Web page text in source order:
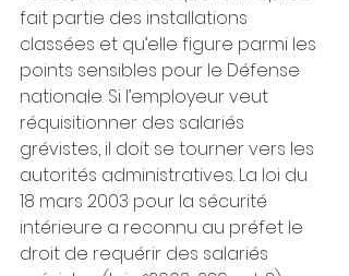
fait partie des installations
classées et qu’elle figure parmi les
points sensibles pour le Défense
nationale. Si l’employeur veut
réquisitionner des salariés
grévistes, il doit se tourner vers les
autorités administratives. La loi du
18 mars 2003 pour la sécurité
intérieure a reconnu au préfet le
droit de requérir des salariés